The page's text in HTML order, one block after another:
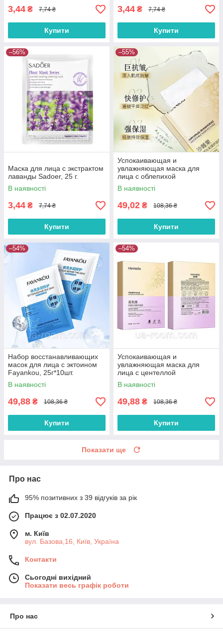
3,44 ₴ 7,74 ₴
Купити
3,44 ₴ 7,74 ₴
Купити
–56%
Маска для лица с экстрактом
лаванды Sadoer, 25 г.
В наявності
3,44 ₴ 7,74 ₴
Купити
–55%
Успокаивающая и
увлажняющая маска для
лица с облепихой
FaYanKou,30 мл × 10 шт.
В наявності
49,02 ₴ 108,36 ₴
Купити
–54%
Набор восстанавливающих
масок для лица с эктоином
Fayankou, 25г*10шт.
В наявності
49,88 ₴ 108,36 ₴
Купити
–54%
Успокаивающая и
увлажняющая маска для
лица с центеллой
FaYanKou,30 мл × 10 шт.
В наявності
49,88 ₴ 108,36 ₴
Купити
Показати ще
Про нас
95% позитивних з 39 відгуків за рік
Працює з 02.07.2020
м. Київ
вул. Базова,16, Київ, Україна
Контакти
Сьогодні вихідний
Показати весь графік роботи
Про нас